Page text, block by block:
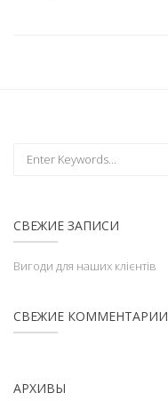
СВЕЖИЕ ЗАПИСИ
Вигоди для наших клієнтів
СВЕЖИЕ КОММЕНТАРИИ
АРХИВЫ